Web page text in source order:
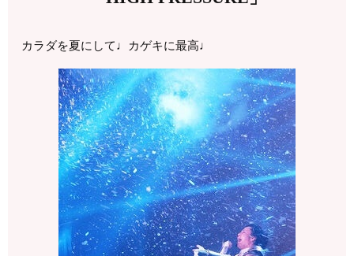
カラダを夏にして♩カゲキに最高♩